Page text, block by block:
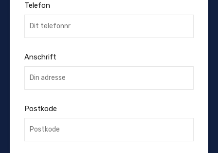
Telefon
Anschrift
Postkode